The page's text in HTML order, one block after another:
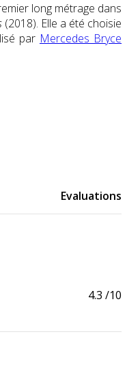
long métrage dans
(2018). Elle a été choisie
par Mercedes Bryce
Evaluations
4.3 /10